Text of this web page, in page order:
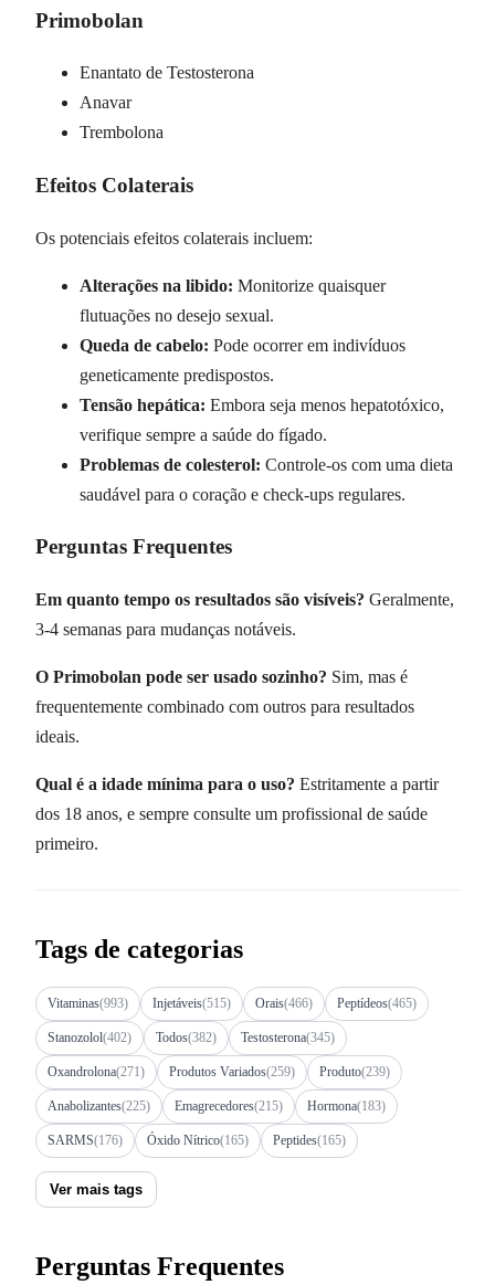
Primobolan
Enantato de Testosterona
Anavar
Trembolona
Efeitos Colaterais
Os potenciais efeitos colaterais incluem:
Alterações na libido: Monitorize quaisquer
flutuações no desejo sexual.
Queda de cabelo: Pode ocorrer em indivíduos
geneticamente predispostos.
Tensão hepática: Embora seja menos hepatotóxico,
verifique sempre a saúde do fígado.
Problemas de colesterol: Controle-os com uma dieta
saudável para o coração e check-ups regulares.
Perguntas Frequentes
Em quanto tempo os resultados são visíveis? Geralmente,
3-4 semanas para mudanças notáveis.
O Primobolan pode ser usado sozinho? Sim, mas é
frequentemente combinado com outros para resultados
ideais.
Qual é a idade mínima para o uso? Estritamente a partir
dos 18 anos, e sempre consulte um profissional de saúde
primeiro.
Tags de categorias
Vitaminas(993) Injetáveis(515) Orais(466) Peptídeos(465)
Stanozolol(402) Todos(382) Testosterona(345)
Oxandrolona(271) Produtos Variados(259) Produto(239)
Anabolizantes(225) Emagrecedores(215) Hormona(183)
SARMS(176) Óxido Nítrico(165) Peptides(165)
Ver mais tags
Perguntas Frequentes